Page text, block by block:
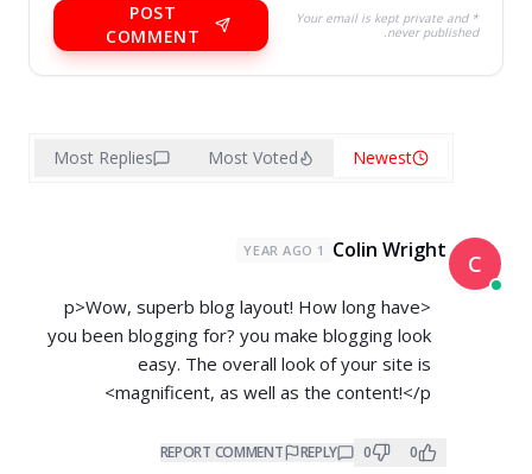
* Your email is kept private and
never published.
POST
COMMENT
Newest
Most Voted
Most Replies
C
Colin Wright
1 YEAR AGO
<p>Wow, superb blog layout! How long have
you been blogging for? you make blogging look
easy. The overall look of your site is
magnificent, as well as the content!</p>
0
0
REPLY
REPORT COMMENT